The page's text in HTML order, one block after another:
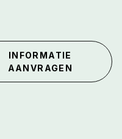
INFORMATIE
AANVRAGEN